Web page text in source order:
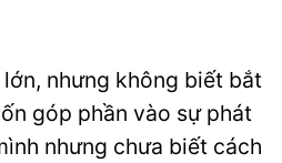
nhưng không biết bắt
góp phần vào sự phát
nhưng chưa biết cách